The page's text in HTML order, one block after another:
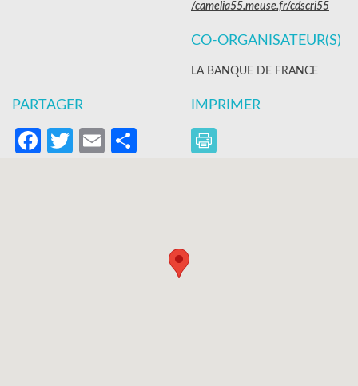
/camelia55.meuse.fr/cdscri55
CO-ORGANISATEUR(S)
LA BANQUE DE FRANCE
PARTAGER
Facebook
Twitter
EmailPartager
IMPRIMER